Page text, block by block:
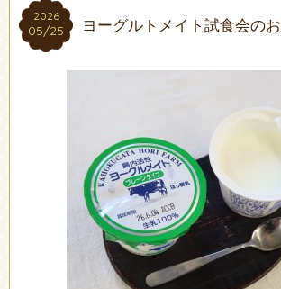
2026
05/25
2026
05/25 ヨーグルトメイト試食会の